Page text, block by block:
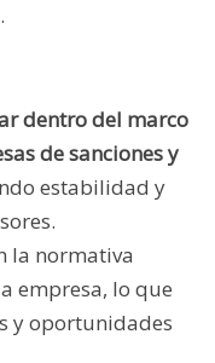
dentro del marco
de sanciones y
estabilidad y
la normativa
empresa, lo que
y oportunidades